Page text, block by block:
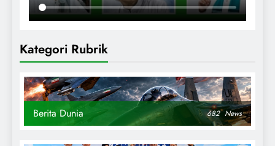
Kategori Rubrik
Berita Dunia 682 News